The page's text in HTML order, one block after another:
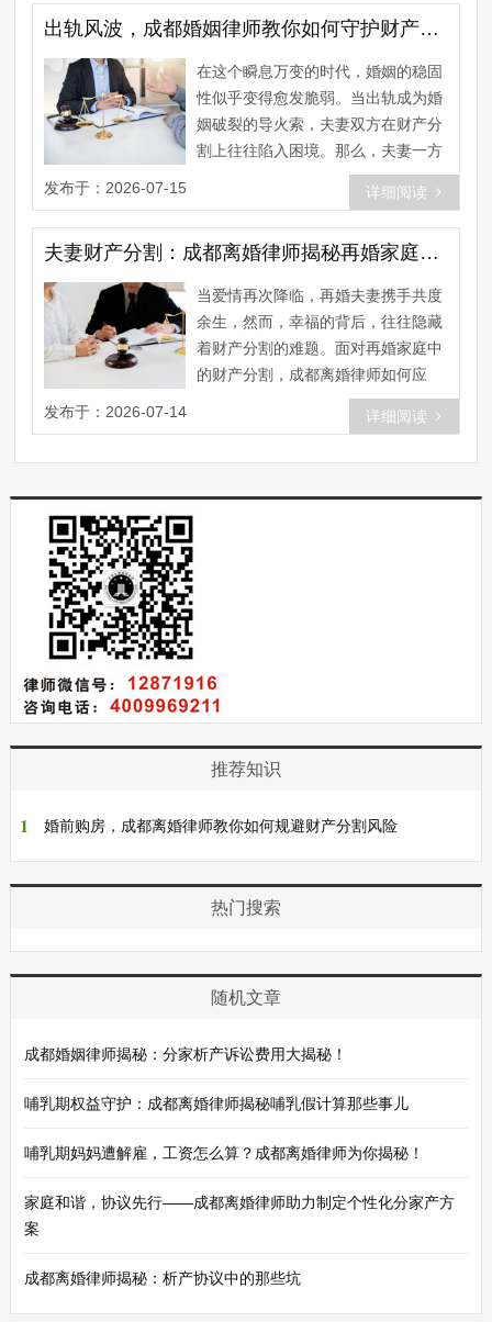
出轨风波，成都婚姻律师教你如何守护财产权益
在这个瞬息万变的时代，婚姻的稳固
性似乎变得愈发脆弱。当出轨成为婚
姻破裂的导火索，夫妻双方在财产分
割上往往陷入困境。那么，夫妻一方
出轨，另一方能否因此实现“净身
发布于：2026-07-15 详细阅读
夫妻财产分割：成都离婚律师揭秘再婚家庭的财富保卫战
当爱情再次降临，再婚夫妻携手共度
余生，然而，幸福的背后，往往隐藏
着财产分割的难题。面对再婚家庭中
的财产分割，成都离婚律师如何应
对？本文将为你揭秘再婚家庭财产分
发布于：2026-07-14 详细阅读
推荐知识
1 婚前购房，成都离婚律师教你如何规避财产分割风险
热门搜索
随机文章
成都婚姻律师揭秘：分家析产诉讼费用大揭秘！
哺乳期权益守护：成都离婚律师揭秘哺乳假计算那些事儿
哺乳期妈妈遭解雇，工资怎么算？成都离婚律师为你揭秘！
家庭和谐，协议先行——成都离婚律师助力制定个性化分家产方
案
成都离婚律师揭秘：析产协议中的那些坑